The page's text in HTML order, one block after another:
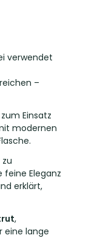
verwendet
–
Einsatz
modernen
feine Eleganz
erklärt,
,
eine lange